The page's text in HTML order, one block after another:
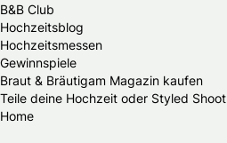
B&B Club
Hochzeitsblog
Hochzeitsmessen
Gewinnspiele
Braut & Bräutigam Magazin kaufen
Teile deine Hochzeit oder Styled Shoot
Home